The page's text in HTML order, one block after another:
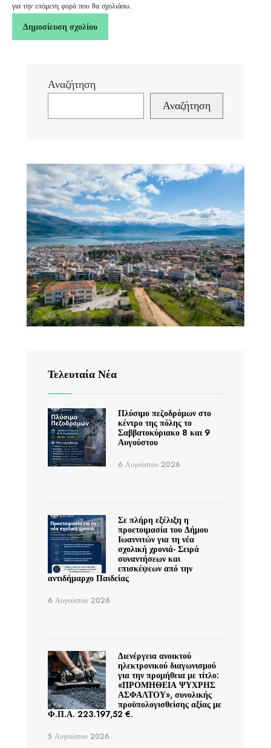
για την επόμενη φορά που θα σχολιάσω.
Αναζήτηση
Αναζήτηση
Τελευταία Νέα
Πλύσιμο πεζοδρόμων στο
κέντρο της πόλης το
Σαββατοκύριακο 8 και 9
Αυγούστου
6 Αυγούστου 2026
Σε πλήρη εξέλιξη η
προετοιμασία του Δήμου
Ιωαννιτών για τη νέα
σχολική χρονιά- Σειρά
συναντήσεων και
επισκέψεων από την
αντιδήμαρχο Παιδείας
6 Αυγούστου 2026
Διενέργεια ανοικτού
ηλεκτρονικού διαγωνισμού
για την προμήθεια με τίτλο:
«ΠΡΟΜΗΘΕΙΑ ΨΥΧΡΗΣ
ΑΣΦΑΛΤΟΥ», συνολικής
προϋπολογισθείσης αξίας με
Φ.Π.Α. 223.197,52 €.
5 Αυγούστου 2026